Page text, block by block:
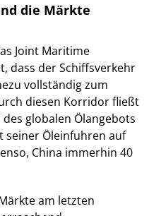
die Märkte
Joint Maritime
dass der Schiffsverkehr
vollständig zum
diesen Korridor fließt
globalen Ölangebots
seiner Öleinfuhren auf
China immerhin 40
am letzten